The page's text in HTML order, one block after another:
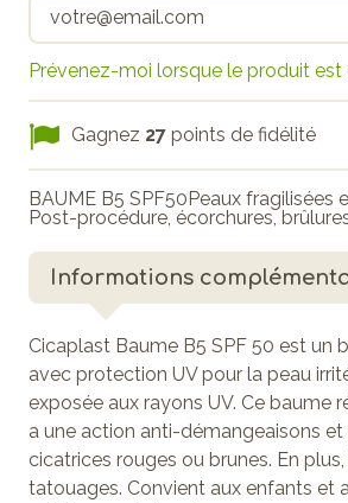
Prévenez-moi lorsque le produit est
Gagnez 27 points de fidélité
BAUME B5 SPF50Peaux fragilisées
Post-procédure, écorchures,
Informations
Cicaplast Baume B5 SPF 50 est un
avec protection UV pour la peau
exposée aux rayons UV. Ce baume
a une action anti-démangeaisons et
cicatrices rouges ou brunes. En
tatouages. Convient aux enfants et